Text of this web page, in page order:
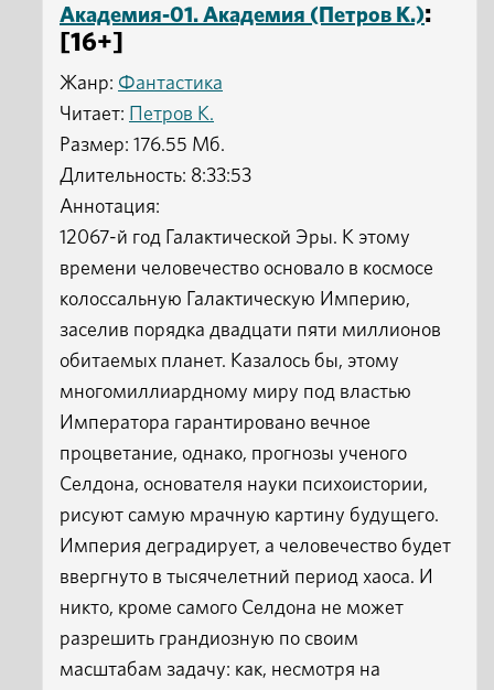
Академия-01. Академия (Петров К.):
[16+]
Жанр: Фантастика
Читает: Петров К.
Размер: 176.55 Мб.
Длительность: 8:33:53
Аннотация:
12067-й год Галактической Эры. К этому
времени человечество основало в космосе
колоссальную Галактическую Империю,
заселив порядка двадцати пяти миллионов
обитаемых планет. Казалось бы, этому
многомиллиардному миру под властью
Императора гарантировано вечное
процветание, однако, прогнозы ученого
Селдона, основателя науки психоистории,
рисуют самую мрачную картину будущего.
Империя деградирует, а человечество будет
ввергнуто в тысячелетний период хаоса. И
никто, кроме самого Селдона не может
разрешить грандиозную по своим
масштабам задачу: как, несмотря на